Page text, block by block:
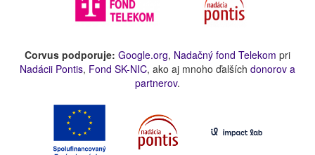
Corvus podporuje: Google.org, Nadačný fond Telekom pri
Nadácii Pontis, Fond SK-NIC, ako aj mnoho ďalších donorov a
partnerov.